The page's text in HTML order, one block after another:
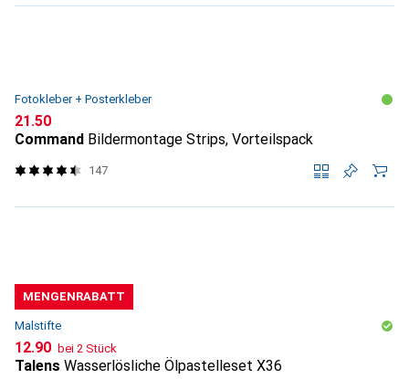
Fotokleber + Posterkleber
CHF
21.50
Command Bildermontage Strips, Vorteilspack
147
MENGENRABATT
Malstifte
CHF
12.90 bei 2 Stück
Talens Wasserlösliche Ölpastelleset X36